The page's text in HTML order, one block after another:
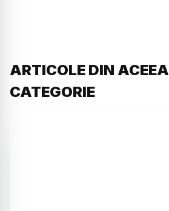
ARTICOLE DIN
CATEGORIE